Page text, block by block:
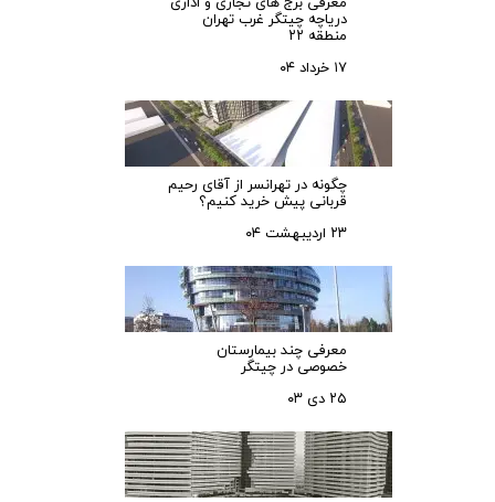
دریاچه چیتگر غرب تهران
منطقه ۲۲
۱۷ خرداد ۰۴
چگونه در تهرانسر از آقای رحیم
قربانی پیش خرید کنیم؟
۲۳ اردیبهشت ۰۴
معرفی چند بیمارستان
خصوصی در چیتگر
۲۵ دی ۰۳